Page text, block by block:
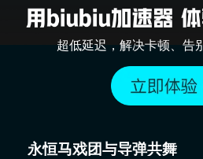
超低延迟，解决卡顿、告
永恒马戏团与导弹共舞